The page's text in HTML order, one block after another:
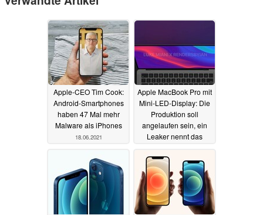
Apple-CEO Tim Cook:
Android-Smartphones
haben 47 Mal mehr
Malware als iPhones
18.06.2021
Apple MacBook Pro mit
Mini-LED-Display: Die
Produktion soll
angelaufen sein, ein
Leaker nennt das
17.06.2021